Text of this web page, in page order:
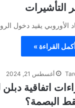
التأشيرات
الأوروبي يقيد دخول
القراءة »
أغسطس 21, 2024
اتفاقية
البصمة؟